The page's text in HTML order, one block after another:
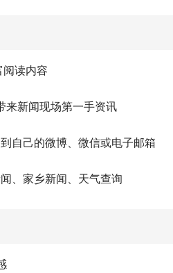
阅读内容
来新闻现场第一手资讯
自己的微博、微信或电子邮箱
、家乡新闻、天气查询